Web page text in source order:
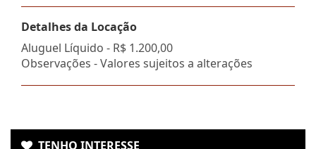
Detalhes da Locação
Aluguel Líquido - R$ 1.200,00
Observações - Valores sujeitos a alterações
TENHO INTERESSE